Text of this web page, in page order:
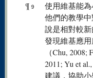
¶ 9
使用維基能
他們的教學
說是相對較
發現維基應
（Chu, 2008;
2011; Yu et
建議，協助小